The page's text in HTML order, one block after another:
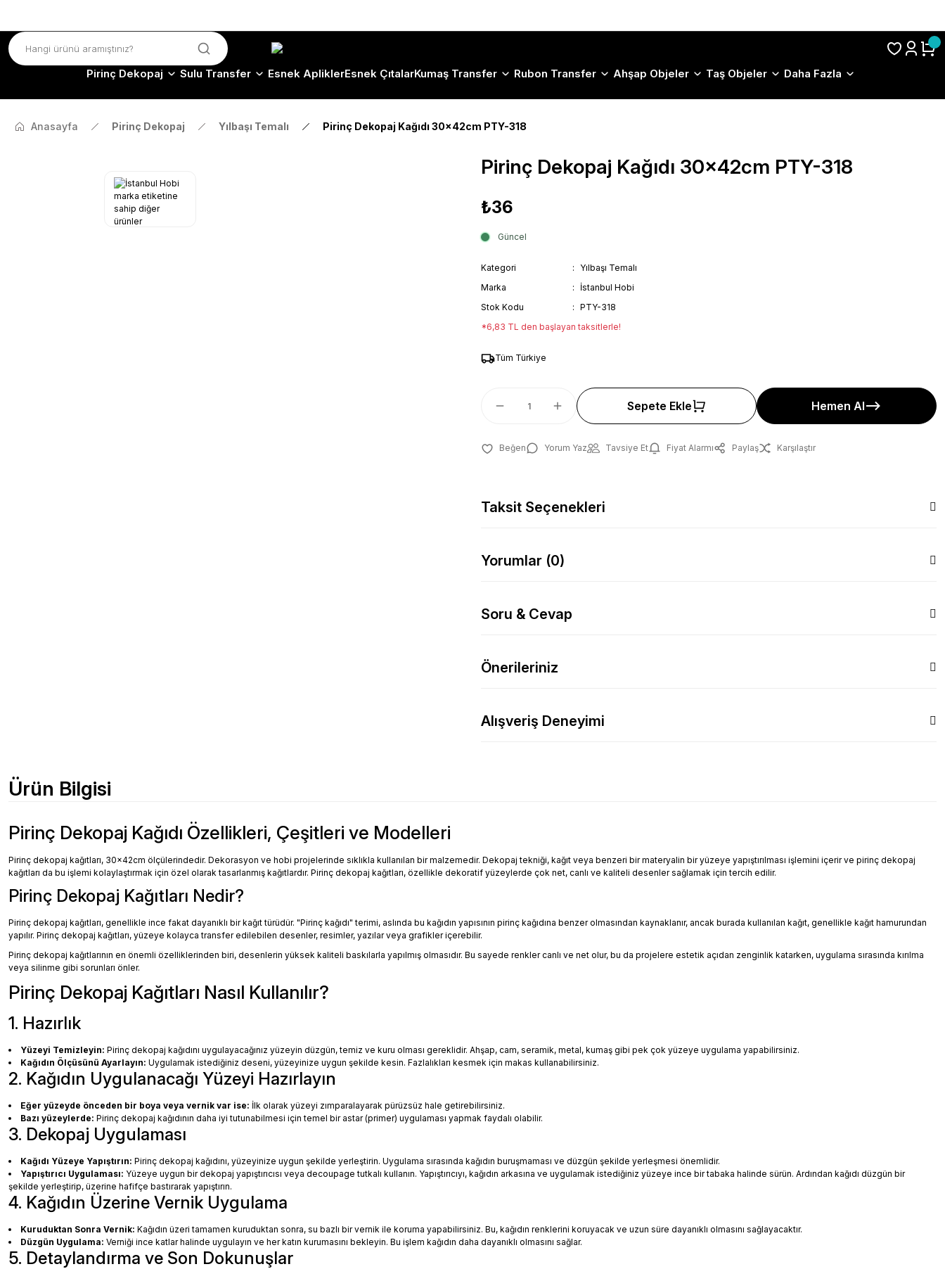
Pirinç Dekopaj Sulu Transfer Esnek ApliklerEsnek ÇıtalarKumaş Transfer Rubon Transfer Ahşap Objeler Taş Objeler Daha Fazla
Anasayfa Pirinç Dekopaj Yılbaşı Temalı Pirinç Dekopaj Kağıdı 30x42cm PTY-318
Pirinç Dekopaj Kağıdı 30x42cm PTY-318
₺36
Güncel
Kategori
Yılbaşı Temalı
Marka
İstanbul Hobi
Stok Kodu
PTY-318
*6,83 TL den başlayan taksitlerle!
Tüm Türkiye
Sepete Ekle Hemen Al
Yorum Yaz Tavsiye Et Fiyat Alarmı Paylaş Karşılaştır
Taksit Seçenekleri
Yorumlar (0)
Soru & Cevap
Önerileriniz
Alışveriş Deneyimi
Ürün Bilgisi
Pirinç Dekopaj Kağıdı Özellikleri, Çeşitleri ve Modelleri
Pirinç dekopaj kağıtları, 30x42cm ölçülerindedir. Dekorasyon ve hobi projelerinde sıklıkla kullanılan bir malzemedir. Dekopaj tekniği, kağıt veya benzeri bir materyalin bir yüzeye yapıştırılması işlemini içerir ve pirinç dekopaj
kağıtları da bu işlemi kolaylaştırmak için özel olarak tasarlanmış kağıtlardır. Pirinç dekopaj kağıtları, özellikle dekoratif yüzeylerde çok net, canlı ve kaliteli desenler sağlamak için tercih edilir.
Pirinç Dekopaj Kağıtları Nedir?
Pirinç dekopaj kağıtları, genellikle ince fakat dayanıklı bir kağıt türüdür. "Pirinç kağıdı" terimi, aslında bu kağıdın yapısının pirinç kağıdına benzer olmasından kaynaklanır, ancak burada kullanılan kağıt, genellikle kağıt hamurundan
yapılır. Pirinç dekopaj kağıtları, yüzeye kolayca transfer edilebilen desenler, resimler, yazılar veya grafikler içerebilir.
Pirinç dekopaj kağıtlarının en önemli özelliklerinden biri, desenlerin yüksek kaliteli baskılarla yapılmış olmasıdır. Bu sayede renkler canlı ve net olur, bu da projelere estetik açıdan zenginlik katarken, uygulama sırasında kırılma
veya silinme gibi sorunları önler.
Pirinç Dekopaj Kağıtları Nasıl Kullanılır?
1. Hazırlık
Yüzeyi Temizleyin: Pirinç dekopaj kağıdını uygulayacağınız yüzeyin düzgün, temiz ve kuru olması gereklidir. Ahşap, cam, seramik, metal, kumaş gibi pek çok yüzeye uygulama yapabilirsiniz.
Kağıdın Ölçüsünü Ayarlayın: Uygulamak istediğiniz deseni, yüzeyinize uygun şekilde kesin. Fazlalıkları kesmek için makas kullanabilirsiniz.
2. Kağıdın Uygulanacağı Yüzeyi Hazırlayın
Eğer yüzeyde önceden bir boya veya vernik var ise: İlk olarak yüzeyi zımparalayarak pürüzsüz hale getirebilirsiniz.
Bazı yüzeylerde: Pirinç dekopaj kağıdının daha iyi tutunabilmesi için temel bir astar (primer) uygulaması yapmak faydalı olabilir.
3. Dekopaj Uygulaması
Kağıdı Yüzeye Yapıştırın: Pirinç dekopaj kağıdını, yüzeyinize uygun şekilde yerleştirin. Uygulama sırasında kağıdın buruşmaması ve düzgün şekilde yerleşmesi önemlidir.
Yapıştırıcı Uygulaması: Yüzeye uygun bir dekopaj yapıştırıcısı veya decoupage tutkalı kullanın. Yapıştırıcıyı, kağıdın arkasına ve uygulamak istediğiniz yüzeye ince bir tabaka halinde sürün. Ardından kağıdı düzgün bir
şekilde yerleştirip, üzerine hafifçe bastırarak yapıştırın.
4. Kağıdın Üzerine Vernik Uygulama
Kuruduktan Sonra Vernik: Kağıdın üzeri tamamen kuruduktan sonra, su bazlı bir vernik ile koruma yapabilirsiniz. Bu, kağıdın renklerini koruyacak ve uzun süre dayanıklı olmasını sağlayacaktır.
Düzgün Uygulama: Verniği ince katlar halinde uygulayın ve her katın kurumasını bekleyin. Bu işlem kağıdın daha dayanıklı olmasını sağlar.
5. Detaylandırma ve Son Dokunuşlar